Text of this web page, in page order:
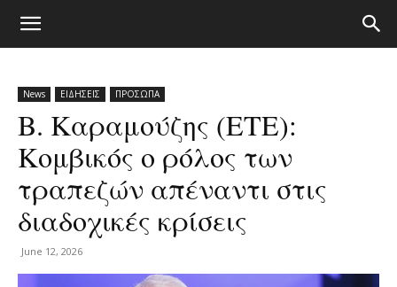
News ΕΙΔΗΣΕΙΣ ΠΡΟΣΩΠΑ
Β. Καραμούζης (ΕΤΕ):
Κομβικός ο ρόλος των
τραπεζών απέναντι στις
διαδοχικές κρίσεις
June 12, 2026